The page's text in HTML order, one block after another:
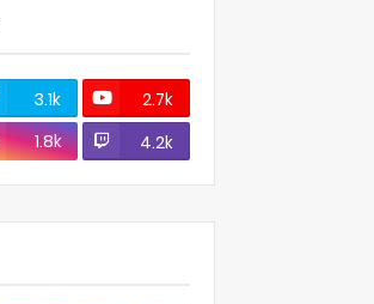
3.1k
2.7k
1.8k 4.2k